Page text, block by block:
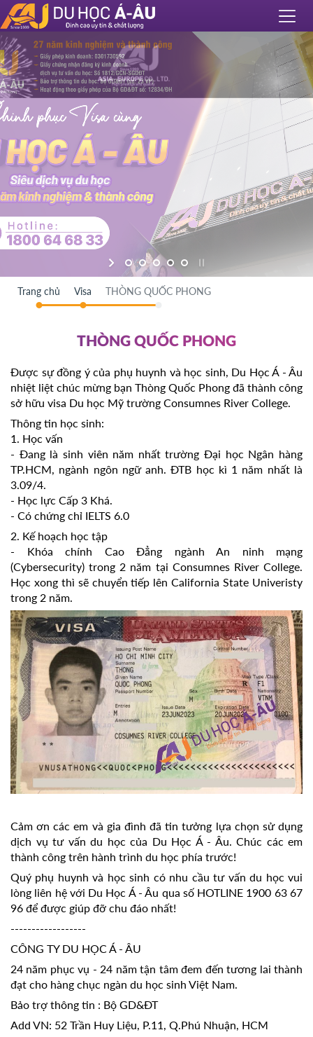
Trang chủ Visa THÒNG QUỐC PHONG
THÒNG QUỐC PHONG
Được sự đồng ý của phụ huynh và học sinh, Du Học Á - Âu
nhiệt liệt chúc mừng bạn Thòng Quốc Phong đã thành công
sở hữu visa Du học Mỹ trường Consumnes River College.
Thông tin học sinh:
1. Học vấn
- Đang là sinh viên năm nhất trường Đại học Ngân hàng
TP.HCM, ngành ngôn ngữ anh. ĐTB học kì 1 năm nhất là
3.09/4.
- Học lực Cấp 3 Khá.
- Có chứng chỉ IELTS 6.0
2. Kế hoạch học tập
- Khóa chính Cao Đẳng ngành An ninh mạng
(Cybersecurity) trong 2 năm tại Consumnes River College.
Học xong thì sẽ chuyển tiếp lên California State Univeristy
trong 2 năm.
Cảm ơn các em và gia đình đã tin tưởng lựa chọn sử dụng
dịch vụ tư vấn du học của Du Học Á - Âu. Chúc các em
thành công trên hành trình du học phía trước!
Quý phụ huynh và học sinh có nhu cầu tư vấn du học vui
lòng liên hệ với Du Học Á - Âu qua số HOTLINE 1900 63 67
96 để được giúp đỡ chu đáo nhất!
------------------
CÔNG TY DU HỌC Á - ÂU
24 năm phục vụ - 24 năm tận tâm đem đến tương lai thành
đạt cho hàng chục ngàn du học sinh Việt Nam.
Bảo trợ thông tin : Bộ GD&ĐT
Add VN: 52 Trần Huy Liệu, P.11, Q.Phú Nhuận, HCM